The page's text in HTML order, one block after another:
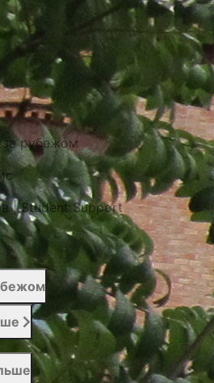
рубежом
| Student Support